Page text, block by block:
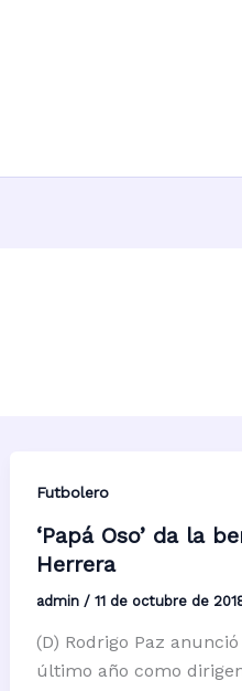
Futbolero
‘Papá Oso’ da la
Herrera
admin / 11 de octubre de
(D) Rodrigo Paz
último año como